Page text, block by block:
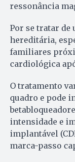
ressonância
Por se tratar de
hereditária,
familiares
cardiológica
O tratamento
quadro e pode
intensidade e
implantável
marca-passo